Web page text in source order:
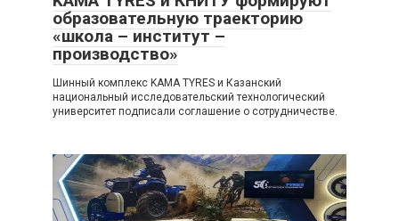
образовательную траекторию
«школа – институт –
производство»
Шинный комплекс KAMA TYRES и Казанский
национальный исследовательский технологический
университет подписали соглашение о сотрудничестве.